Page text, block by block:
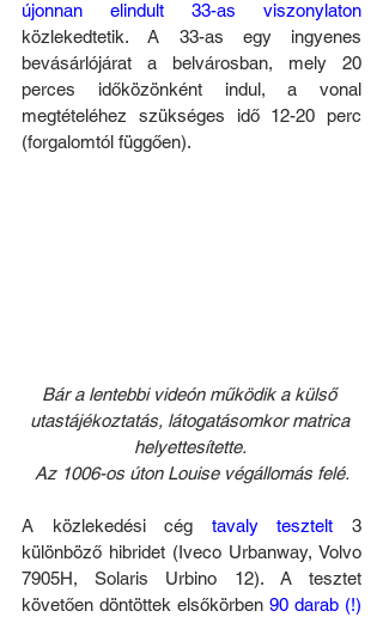
újonnan elindult 33-as viszonylaton
közlekedtetik. A 33-as egy ingyenes
bevásárlójárat a belvárosban, mely 20
perces időközönként indul, a vonal
megtételéhez szükséges idő 12-20 perc
(forgalomtól függően).
Bár a lentebbi videón működik a külső
utastájékoztatás, látogatásomkor matrica
helyettesítette.
Az 1006-os úton Louise végállomás felé.
A közlekedési cég tavaly tesztelt 3
különböző hibridet (Iveco Urbanway, Volvo
7905H, Solaris Urbino 12). A tesztet
követően döntöttek elsőkörben 90 darab (!)